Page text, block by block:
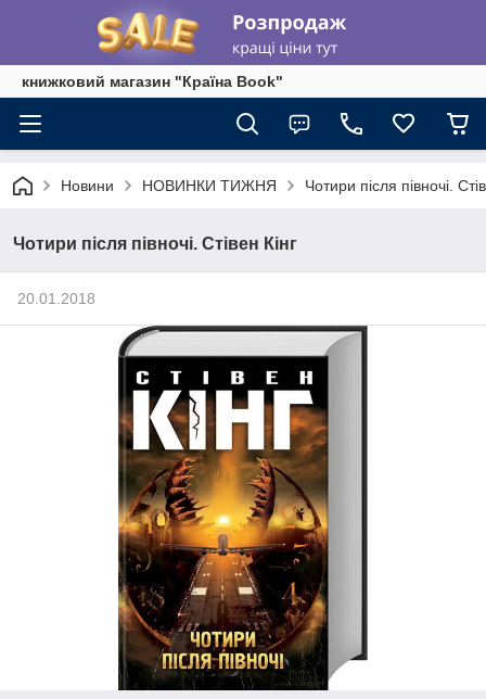
книжковий магазин "Країна Book"
Новини НОВИНКИ ТИЖНЯ Чотири після півночі.
Чотири після півночі. Стівен Кінг
20.01.2018